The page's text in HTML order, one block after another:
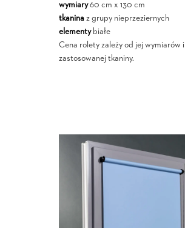
wymiary60 cm x 130 cm
tkaninaz grupy nieprzeziernych
elementybiałe
Cena rolety zależy od jej wymiarów i
zastosowanej tkaniny.